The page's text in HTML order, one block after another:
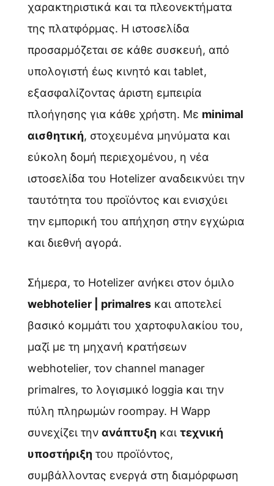
χαρακτηριστικά και τα πλεονεκτήματα
της πλατφόρμας. Η ιστοσελίδα
προσαρμόζεται σε κάθε συσκευή, από
υπολογιστή έως κινητό και tablet,
εξασφαλίζοντας άριστη εμπειρία
πλοήγησης για κάθε χρήστη. Με minimal
αισθητική, στοχευμένα μηνύματα και
εύκολη δομή περιεχομένου, η νέα
ιστοσελίδα του Hotelizer αναδεικνύει την
ταυτότητα του προϊόντος και ενισχύει
την εμπορική του απήχηση στην εγχώρια
και διεθνή αγορά.
Σήμερα, το Hotelizer ανήκει στον όμιλο
webhotelier | primalresκαι αποτελεί
βασικό κομμάτι του χαρτοφυλακίου του,
μαζί με τη μηχανή κρατήσεων
webhotelier, τον channel manager
primalres, το λογισμικό loggia και την
πύλη πληρωμών roompay. Η Wapp
συνεχίζει την ανάπτυξηκαι τεχνική
υποστήριξητου προϊόντος,
συμβάλλοντας ενεργά στη διαμόρφωση
solutions